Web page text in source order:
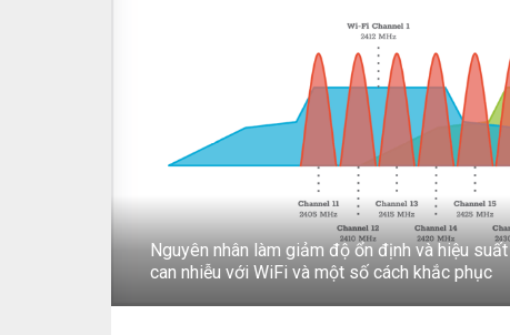
Nguyên nhân làm giảm độ ổn định và hiệu
can nhiễu với WiFi và một số cách khắc phục